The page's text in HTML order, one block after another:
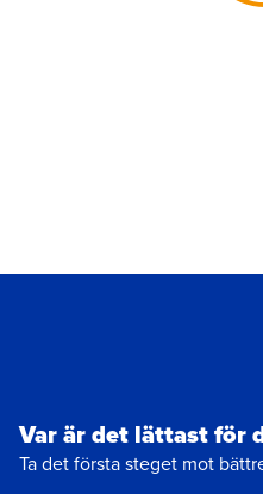
Var är det lättast för
Ta det första steget mot